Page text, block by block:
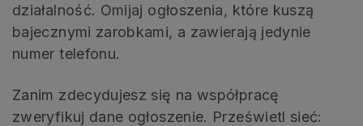
działalność. Omijaj ogłoszenia, które kuszą
bajecznymi zarobkami, a zawierają jedynie
numer telefonu.
Zanim zdecydujesz się na współpracę
zweryfikuj dane ogłoszenie. Prześwietl sieć: